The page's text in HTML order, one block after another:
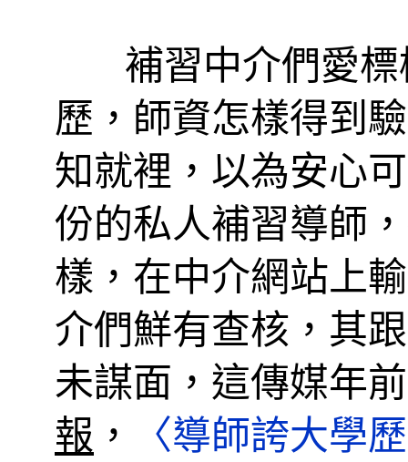
補習中介們愛標
歷，師資怎樣得到
知就裡，以為安心
份的私人補習導師
樣，在中介網站上
介們鮮有查核，其
未謀面，這傳媒年
報 ，
〈導師誇大學歷